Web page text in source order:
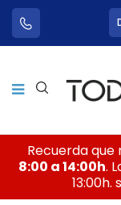
Recuerda que
8:00 a 14:00h.
13:00h.